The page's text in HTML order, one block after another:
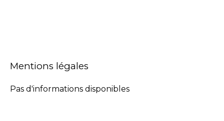
Mentions légales
Pas d'informations disponibles